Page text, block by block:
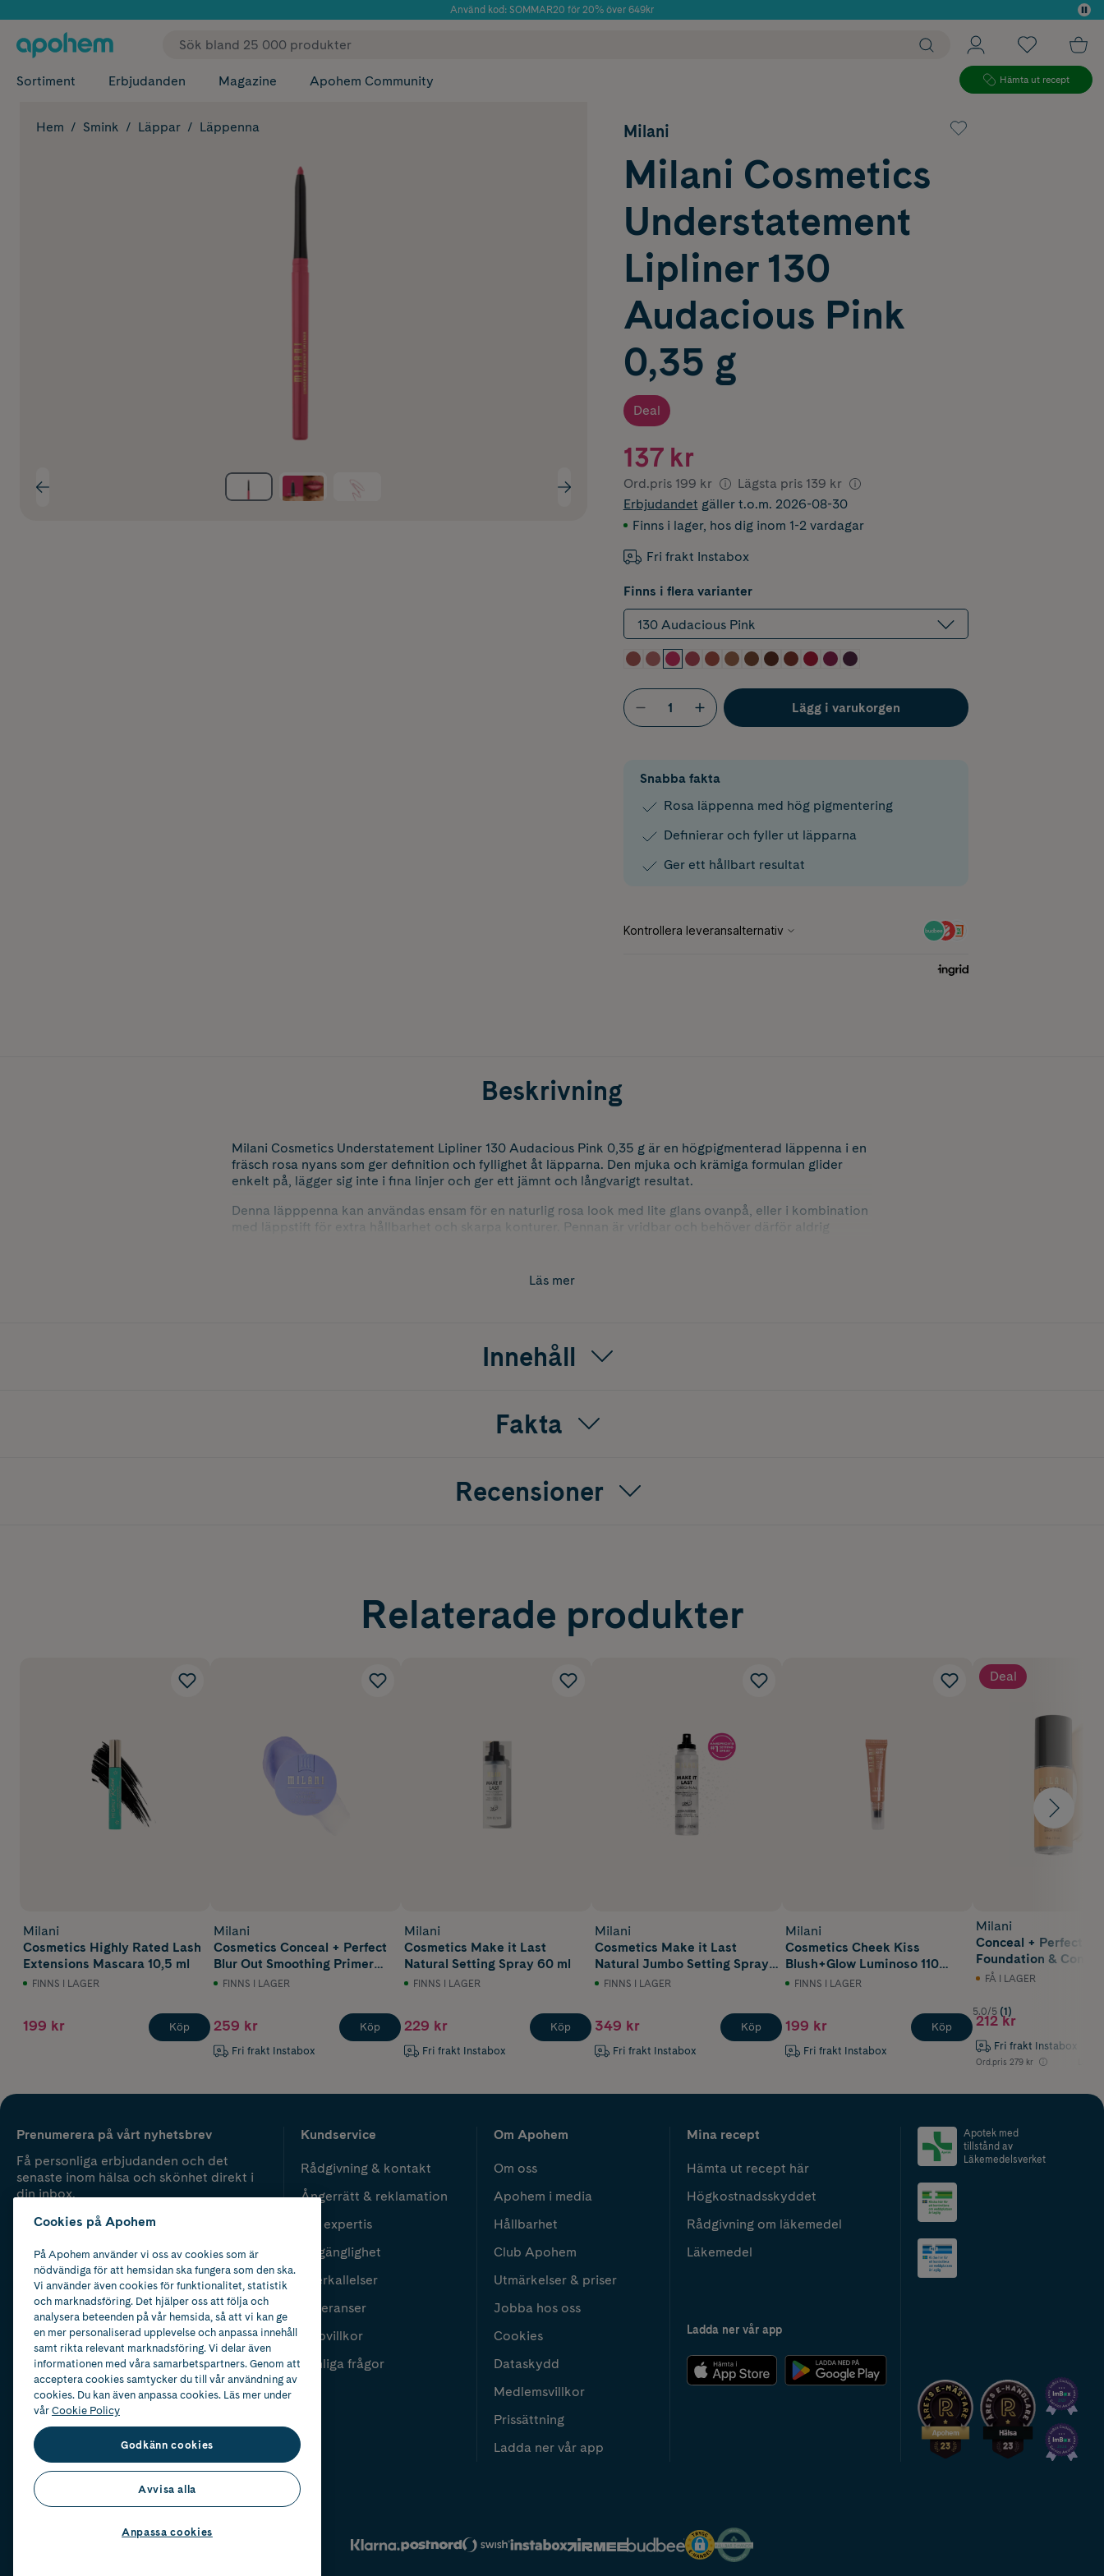
Använd kod: SOMMAR20 för 20% över 649kr
Sortiment Erbjudanden Magazine Apohem Community Hämta ut recept
Hem Smink Läppar Läppenna Milani
Milani Cosmetics
Understatement
Lipliner 130
Audacious Pink
0,35 g
Deal
137 kr
Ord.pris 199 kr Lägsta pris 139 kr
Erbjudandet gäller t.o.m. 2026-08-30
Finns i lager, hos dig inom 1-2 vardagar
Fri frakt Instabox
Finns i flera varianter
130 Audacious Pink
Lägg i varukorgen
Snabba fakta
Rosa läppenna med hög pigmentering
Definierar och fyller ut läpparna
Ger ett hållbart resultat
Beskrivning
Milani Cosmetics Understatement Lipliner 130 Audacious Pink 0,35 g är en högpigmenterad läppenna i en
fräsch rosa nyans som ger definition och fyllighet åt läpparna. Den mjuka och krämiga formulan glider
enkelt på, lägger sig inte i fina linjer och ger ett jämnt och långvarigt resultat.
Denna läpppenna kan användas ensam för en naturlig rosa look med lite glans ovanpå, eller i kombination
med läppstift för extra hållbarhet och skarpa konturer. Pennan är vridbar och behöver därför aldrig
Läs mer
Innehåll
Fakta
Recensioner
Relaterade produkter
Milani
Cosmetics Highly Rated Lash
Extensions Mascara 10,5 ml
FINNS I LAGER
199 kr Köp
Milani
Cosmetics Conceal + Perfect
Blur Out Smoothing Primer
21 gFINNS I LAGER
259 kr
Fri frakt Instabox
Köp
Milani
Cosmetics Make it Last
Natural Setting Spray 60 ml
FINNS I LAGER
229 kr
Fri frakt Instabox
Köp
Milani
Cosmetics Make it Last
Natural Jumbo Setting Spray
177 ml
FINNS I LAGER
349 kr
Fri frakt Instabox
Köp
Milani
Cosmetics Cheek Kiss
Blush+Glow Luminoso 110
10 ml
FINNS I LAGER
199 kr
Fri frakt Instabox
Köp
Deal
Milani
Conceal + Perfect 2-
Foundation &
Sand Beige 30 ml
FÅ I LAGER
5.0/5 (1)
212 kr
Fri frakt Instabox
Ord.pris 279 kr
Prenumerera på vårt nyhetsbrev
Få personliga erbjudanden och det
senaste inom hälsa och skönhet direkt i
din inbox.
Kundservice
Rådgivning & kontakt
Ångerrätt & reklamation
Vår expertis
Tillgänglighet
Återkallelser
Leveranser
Köpvillkor
Vanliga frågor
Om Apohem
Om oss
Apohem i media
Hållbarhet
Club Apohem
Utmärkelser & priser
Jobba hos oss
Cookies
Dataskydd
Medlemsvillkor
Prissättning
Ladda ner vår app
Mina recept
Hämta ut recept här
Högkostnadsskyddet
Rådgivning om läkemedel
Läkemedel
Ladda ner vår app
Apotek med
tillstånd av
Läkemedelsverket
2024
Cookies på Apohem
På Apohem använder vi oss av cookies som är
nödvändiga för att hemsidan ska fungera som den ska.
Vi använder även cookies för funktionalitet, statistik
och marknadsföring. Det hjälper oss att följa och
analysera beteenden på vår hemsida, så att vi kan ge
en mer personaliserad upplevelse och anpassa innehåll
samt rikta relevant marknadsföring. Vi delar även
informationen med våra samarbetspartners. Genom att
acceptera cookies samtycker du till vår användning av
cookies. Du kan även anpassa cookies. Läs mer under
vårCookie Policy
Godkänn cookies
Avvisa alla
Anpassa cookies